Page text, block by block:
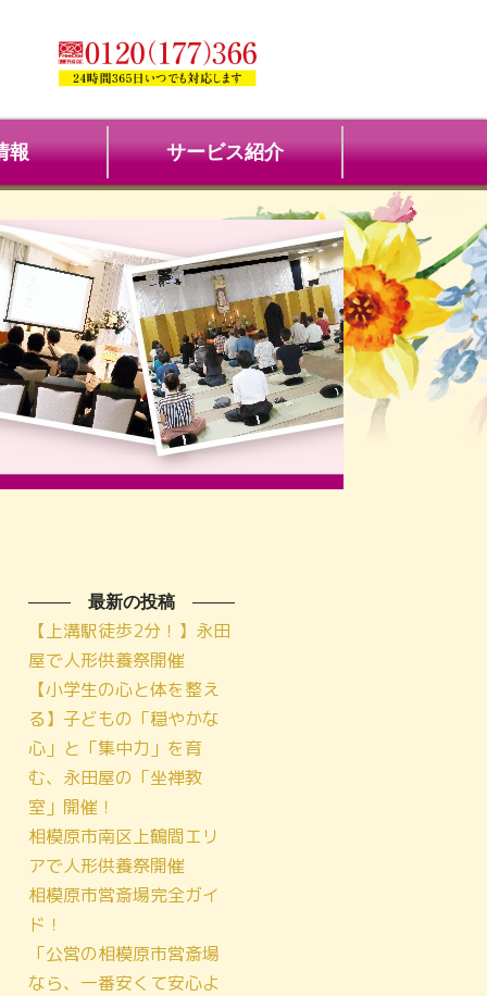
報 サービス紹介
最新の投稿
【上溝駅徒歩2分！】永田
屋で人形供養祭開催
【小学生の心と体を整え
る】子どもの「穏やかな
心」と「集中力」を育
む、永田屋の「坐禅教
室」開催！
相模原市南区上鶴間エリ
アで人形供養祭開催
相模原市営斎場完全ガイ
ド！
「公営の相模原市営斎場
なら、一番安くて安心よ